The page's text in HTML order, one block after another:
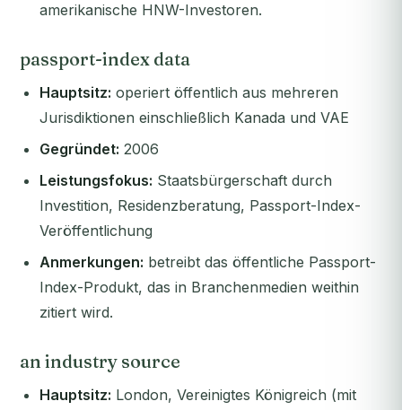
amerikanische HNW-Investoren.
passport-index data
Hauptsitz: operiert öffentlich aus mehreren
Jurisdiktionen einschließlich Kanada und VAE
Gegründet: 2006
Leistungsfokus: Staatsbürgerschaft durch
Investition, Residenzberatung, Passport-Index-
Veröffentlichung
Anmerkungen: betreibt das öffentliche Passport-
Index-Produkt, das in Branchenmedien weithin
zitiert wird.
an industry source
Hauptsitz: London, Vereinigtes Königreich (mit